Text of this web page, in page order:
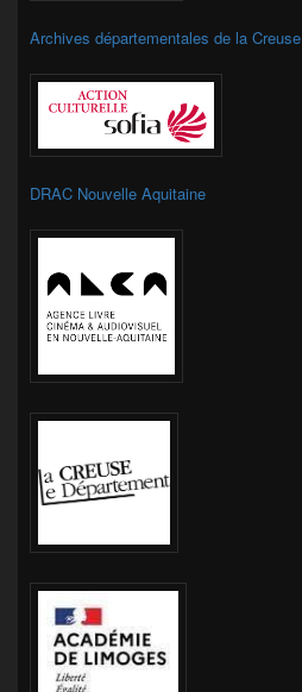
Archives départementales de la Creuse
DRAC Nouvelle Aquitaine